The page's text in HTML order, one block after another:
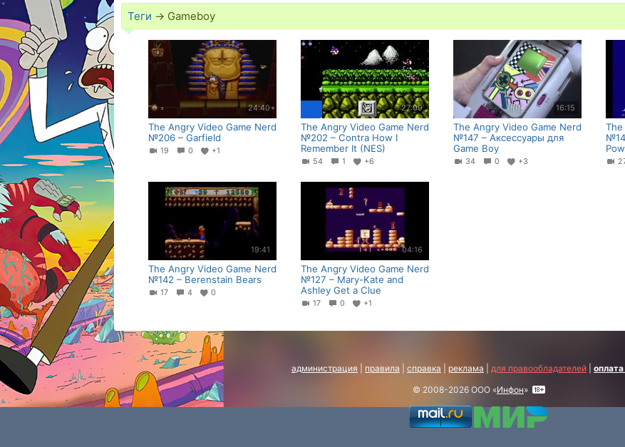
Теги → Gameboy
24:40
The Angry Video Game Nerd
№206 – Garfield
19 0 +1
27:09
The Angry Video Game Nerd
№202 – Contra How I
Remember It (NES)
54 1 +6
16:15
The Angry Video Game Nerd
№147 – Аксессуары для
Game Boy
34 0 +3
The
19:41
The Angry Video Game Nerd
№142 – Berenstain Bears
17 4 0
04:16
The Angry Video Game Nerd
№127 – Mary-Kate and
Ashley Get a Clue
17 0 +1
администрация правила справка реклама для правообладателей
© 2008-2026 ООО «Инфон»